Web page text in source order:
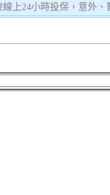
上24小時投保，意外